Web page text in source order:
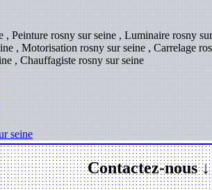
Peinture rosny sur seine , Luminaire rosny
, Motorisation rosny sur seine , Carrelage
, Chauffagiste rosny sur seine
seine
Contactez-nous ↓